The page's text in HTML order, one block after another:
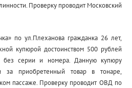
Проверку проводит Московский
по ул.Плеханова гражданка 26 лет,
купюрой достоинством 500 рублей
без серии и номера. Данную купюру
за приобретенный товар в тонаре,
пассаже. Проверку проводит ОВД по